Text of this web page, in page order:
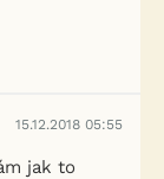
15.12.2018 05:55
jak to